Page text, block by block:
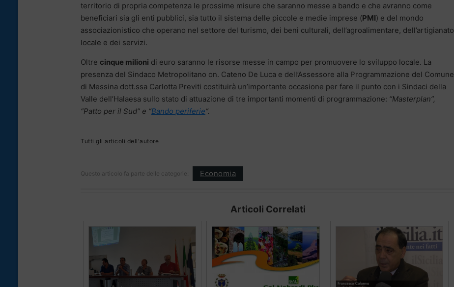
territorio di propria competenza le prossime misure che saranno messe a bando e che avranno come
beneficiari sia gli enti pubblici, sia tutto il sistema delle piccole e medie imprese (PMI) e del mondo
associazionistico che operano nel settore del turismo, dei beni culturali, dell’agroalimentare, dell’artigianato
locale e dei servizi.
Oltre cinque milioni di euro saranno le risorse messe in campo per promuovere lo sviluppo locale. La
presenza del Sindaco Metropolitano on. Cateno De Luca e dell’Assessore alla Programmazione del Comune
di Messina dott.ssa Carlotta Previti costituirà un’importante occasione per fare il punto con i Sindaci della
Valle dell’Halaesa sullo stato di attuazione di tre importanti momenti di programmazione: “Masterplan”,
“Patto per il Sud” e “Bando periferie“.
Tutti gli articoli dell'autore
Questo articolo fa parte delle categorie: Economia
Articoli Correlati